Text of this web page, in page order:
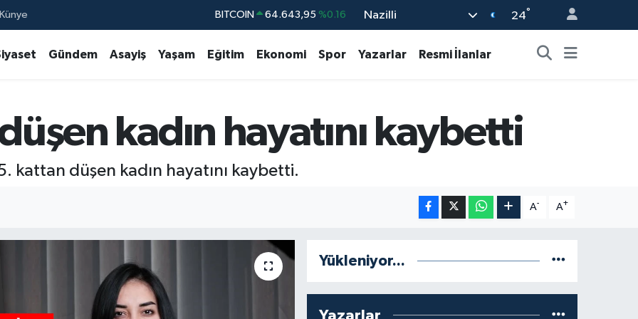
DOLAR 47,6704 %0
13.799
BITCOIN 64.643,95 %0.16
Nazilli 24°
Gündem Asayiş Yaşam Eğitim Ekonomi Spor Yazarlar Resmi İlanlar
kadın hayatını kaybetti
kattan düşen kadın hayatını kaybetti.
A- A+
Yükleniyor...
Yazarlar